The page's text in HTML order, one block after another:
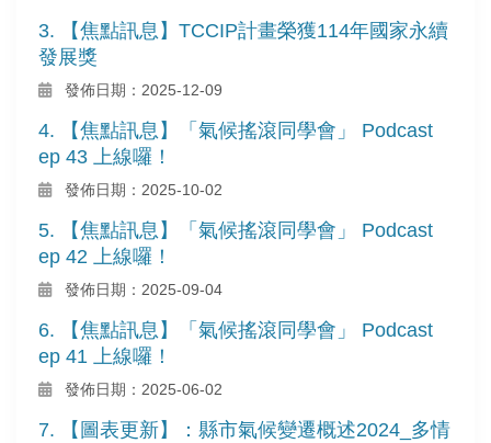
3. 【焦點訊息】TCCIP計畫榮獲114年國家永續
發展獎
發佈日期：2025-12-09
4. 【焦點訊息】「氣候搖滾同學會」 Podcast
ep 43 上線囉！
發佈日期：2025-10-02
5. 【焦點訊息】「氣候搖滾同學會」 Podcast
ep 42 上線囉！
發佈日期：2025-09-04
6. 【焦點訊息】「氣候搖滾同學會」 Podcast
ep 41 上線囉！
發佈日期：2025-06-02
7. 【圖表更新】：縣市氣候變遷概述2024_多情